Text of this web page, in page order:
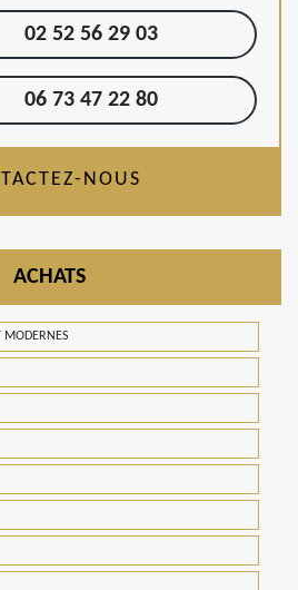
02 52 56 29 03
06 73 47 22 80
NOUS
ACHATS
MODERNES